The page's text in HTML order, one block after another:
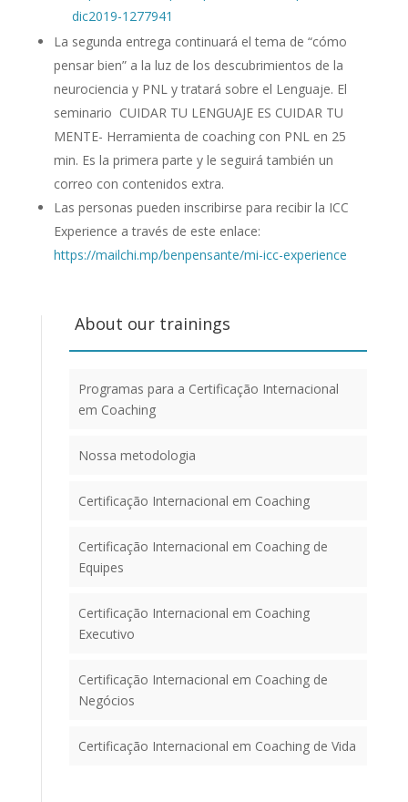
dic2019-1277941
La segunda entrega continuará el tema de “cómo
pensar bien” a la luz de los descubrimientos de la
neurociencia y PNL y tratará sobre el Lenguaje. El
seminario CUIDAR TU LENGUAJE ES CUIDAR TU
MENTE- Herramienta de coaching con PNL en 25
min. Es la primera parte y le seguirá también un
correo con contenidos extra.
Las personas pueden inscribirse para recibir la ICC
Experience a través de este enlace:
https://mailchi.mp/benpensante/mi-icc-experience
About our trainings
Programas para a Certificação Internacional
em Coaching
Nossa metodologia
Certificação Internacional em Coaching
Certificação Internacional em Coaching de
Equipes
Certificação Internacional em Coaching
Executivo
Certificação Internacional em Coaching de
Negócios
Certificação Internacional em Coaching de Vida